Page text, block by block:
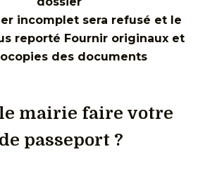
incomplet sera refusé et le
reporté Fournir originaux et
des documents
mairie faire votre
passeport ?